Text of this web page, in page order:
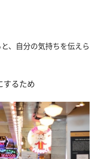
、自分の気持ちを伝えら
するため